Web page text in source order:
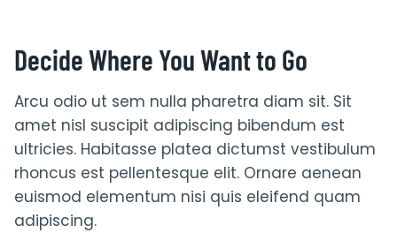
Decide Where You Want to Go
Arcu odio ut sem nulla pharetra diam sit. Sit
amet nisl suscipit adipiscing bibendum est
ultricies. Habitasse platea dictumst vestibulum
rhoncus est pellentesque elit. Ornare aenean
euismod elementum nisi quis eleifend quam
adipiscing.